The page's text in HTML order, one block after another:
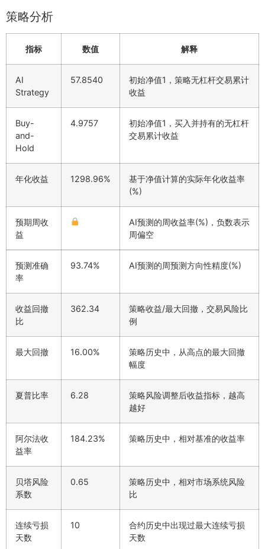
策略分析
指标 数值 解释
AI
Strategy
57.8540
初始净值1，策略无杠杆交易累计
收益
Buy-
and-
Hold
4.9757
初始净值1，买入并持有的无杠杆
交易累计收益
年化收益 1298.96%
基于净值计算的实际年化收益率
(%)
预期周收
益
AI预测的周收益率(%)，负数表示
周偏空
预测准确
率
93.74% AI预测的周预测方向性精度(%)
收益回撤
比
362.34
策略收益/最大回撤，交易风险比
例
最大回撤 16.00%
策略历史中，从高点的最大回撤
幅度
夏普比率 6.28
策略风险调整后收益指标，越高
越好
阿尔法收
益率
184.23% 策略历史中，相对基准的收益率
贝塔风险
系数
0.65
策略历史中，相对市场系统风险
比
连续亏损
天数
10
合约历史中出现过最大连续亏损
天数